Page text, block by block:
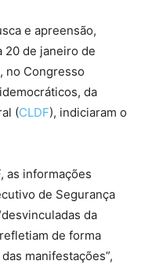
e apreensão,
20 de janeiro de
no Congresso
da
(CLDF), indiciaram o
as informações
de Segurança
da
de forma
manifestações”,